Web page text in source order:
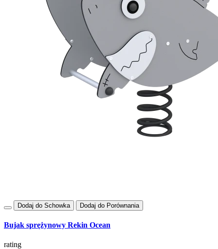
Dodaj do Schowka Dodaj do Porównania
Bujak sprężynowy Rekin Ocean
rating